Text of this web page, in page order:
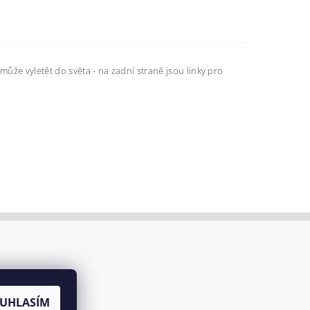
vyletět do světa - na zadní straně jsou linky pro